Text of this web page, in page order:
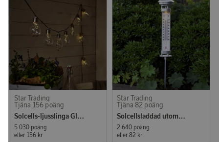
Star Trading
Tjäna 156 poäng
Solcells-ljusslinga Glow
5 030 poäng
eller 156 kr
Star Trading
Tjäna 82 poäng
Solcellsladdad utomhustermometer Celsius
2 640 poäng
eller 82 kr